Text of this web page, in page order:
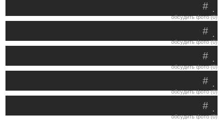
.
#
обсудить фото (0)
.
#
обсудить фото (0)
.
#
обсудить фото (0)
.
#
обсудить фото (0)
.
#
обсудить фото (0)